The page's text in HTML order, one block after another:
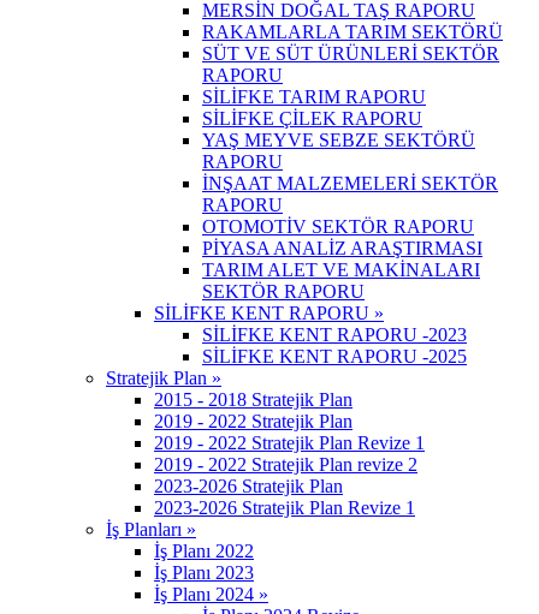
MERSİN DOĞAL TAŞ RAPORU
RAKAMLARLA TARIM SEKTÖRÜ
SÜT VE SÜT ÜRÜNLERİ SEKTÖR
RAPORU
SİLİFKE TARIM RAPORU
SİLİFKE ÇİLEK RAPORU
YAŞ MEYVE SEBZE SEKTÖRÜ
RAPORU
İNŞAAT MALZEMELERİ SEKTÖR
RAPORU
OTOMOTİV SEKTÖR RAPORU
PİYASA ANALİZ ARAŞTIRMASI
TARIM ALET VE MAKİNALARI
SEKTÖR RAPORU
SİLİFKE KENT RAPORU »
SİLİFKE KENT RAPORU -2023
SİLİFKE KENT RAPORU -2025
Stratejik Plan »
2015 - 2018 Stratejik Plan
2019 - 2022 Stratejik Plan
2019 - 2022 Stratejik Plan Revize 1
2019 - 2022 Stratejik Plan revize 2
2023-2026 Stratejik Plan
2023-2026 Stratejik Plan Revize 1
İş Planları »
İş Planı 2022
İş Planı 2023
İş Planı 2024 »